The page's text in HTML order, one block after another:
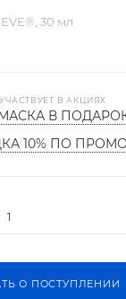
30 мл
В АКЦИЯХ
В
10% ПО
1
О ПОСТУПЛЕНИИ